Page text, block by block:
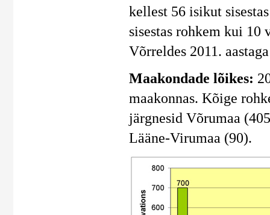
kellest 56 isikut
sisestas rohkem kui 10
Võrreldes 2011.
Maakondade lõikes:
maakonnas. Kõige
järgnesid Võrumaa
Lääne-Virumaa (90).